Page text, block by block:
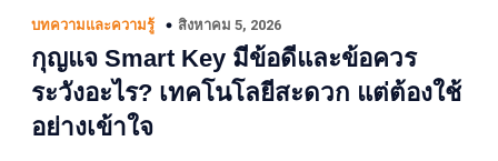
บทความและความรู้ สิงหาคม 5, 2026
กุญแจ Smart Key มีข้อดีและข้อควร
ระวังอะไร? เทคโนโลยีสะดวก แต่ต้องใช้
อย่างเข้าใจ